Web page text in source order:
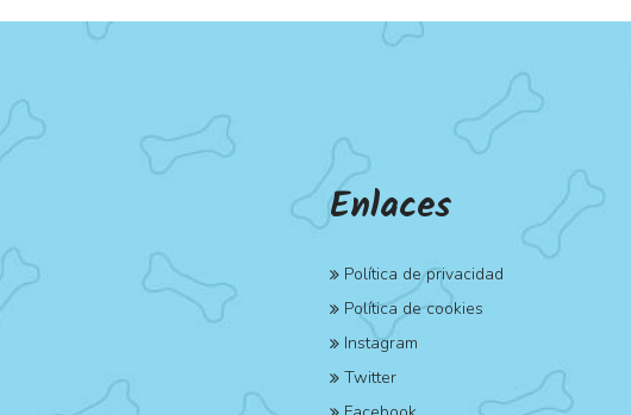
Enlaces
Política de privacidad
Política de cookies
Instagram
Twitter